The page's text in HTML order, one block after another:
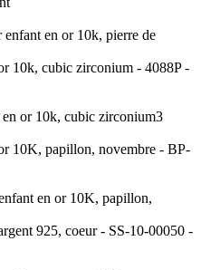
enfant en or 10k, pierre de
or 10k, cubic zirconium3
en or 10K, papillon,